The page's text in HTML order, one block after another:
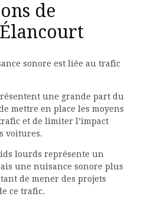
de
sonore est liée au trafic
une grande part du
mettre en place les moyens
et de limiter l’impact
voitures.
lourds représente un
une nuisance sonore plus
de mener des projets
ce trafic.